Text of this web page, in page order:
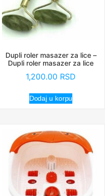
Dupli roler masazer za lice –
Dupli roler masazer za lice
1,200.00 RSD
Dodaj u korpu